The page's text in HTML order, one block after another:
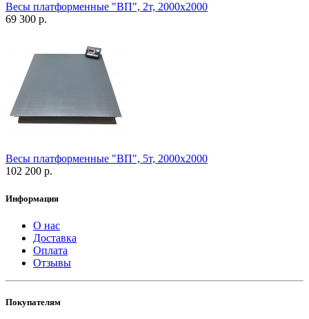
Весы платформенные "ВП", 2т, 2000х2000
69 300 р.
Весы платформенные "ВП", 5т, 2000х2000
102 200 р.
Информация
О нас
Доставка
Оплата
Отзывы
Покупателям